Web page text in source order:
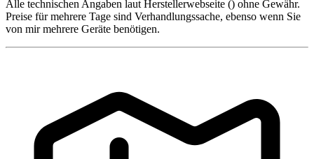
Alle technischen Angaben laut Herstellerwebseite () ohne Gewähr.
Preise für mehrere Tage sind Verhandlungssache, ebenso wenn Sie
von mir mehrere Geräte benötigen.